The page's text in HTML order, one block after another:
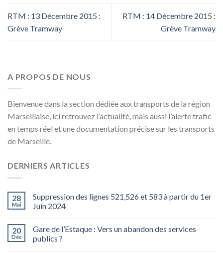
RTM : 13 Décembre 2015 :
Grève Tramway
RTM : 14 Décembre 2015 :
Grève Tramway
A PROPOS DE NOUS
Bienvenue dans la section dédiée aux transports de la région
Marseillaise, ici retrouvez l’actualité, mais aussi l’alerte trafic
en temps réel et une documentation précise sur les transports
de Marseille.
DERNIERS ARTICLES
28
Mai
Suppression des lignes 521,526 et 583 à partir du 1er
Juin 2024
20
Déc
Gare de l’Estaque : Vers un abandon des services
publics ?